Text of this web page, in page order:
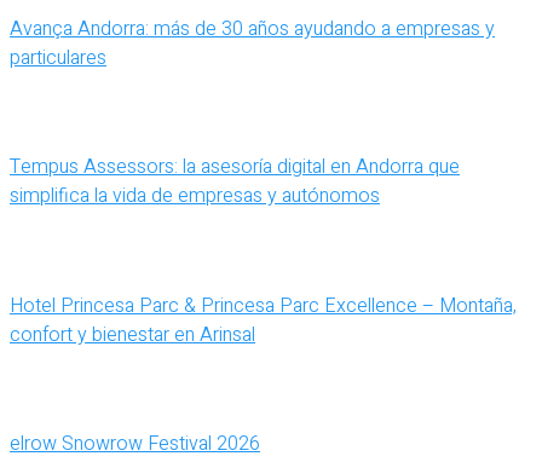
Avança Andorra: más de 30 años ayudando a empresas y
particulares
Tempus Assessors: la asesoría digital en Andorra que
simplifica la vida de empresas y autónomos
Hotel Princesa Parc & Princesa Parc Excellence – Montaña,
confort y bienestar en Arinsal
elrow Snowrow Festival 2026